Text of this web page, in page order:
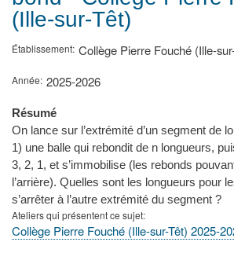
(Ille-sur-Têt)
Établissement Collège Pierre Fouché (Ille-
Année 2025-2026
Résumé
On lance sur l’extrémité d’un segment de
1) une balle qui rebondit de n longueurs,
3, 2, 1, et s’immobilise (les rebonds
l’arrière). Quelles sont les longueurs pour
s’arrêter à l’autre extrémité du segment ?
Ateliers qui présentent ce sujet
Collège Pierre Fouché (Ille-sur-Têt) 2025-